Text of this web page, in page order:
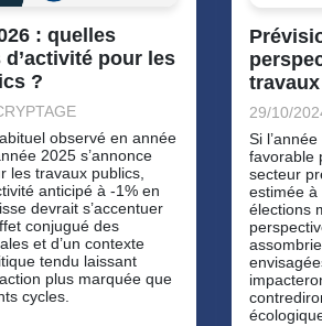
: quelles
pour les
?
observé en année
2025 s’annonce
les travaux publics,
anticipé à -1% en
devrait s’accentuer
conjugué des
et d’un contexte
tendu laissant
plus marquée que
cycles.
29/10/
Si
favorable
secteur
estimée à
élections